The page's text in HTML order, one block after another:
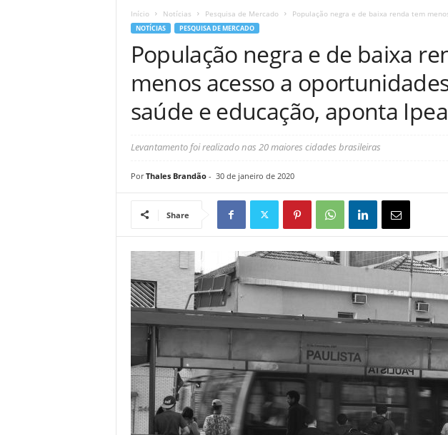
Início Notícias Pesquisa de Mercado População negra e de baixa renda tem
NOTÍCIAS PESQUISA DE MERCADO
População negra e de baixa
menos acesso a
saúde e educação, aponta Ipea
Levantamento foi realizado nas 20 maiores cidades brasileiras
Por Thales Brandão- 30 de janeiro de 2020
Share